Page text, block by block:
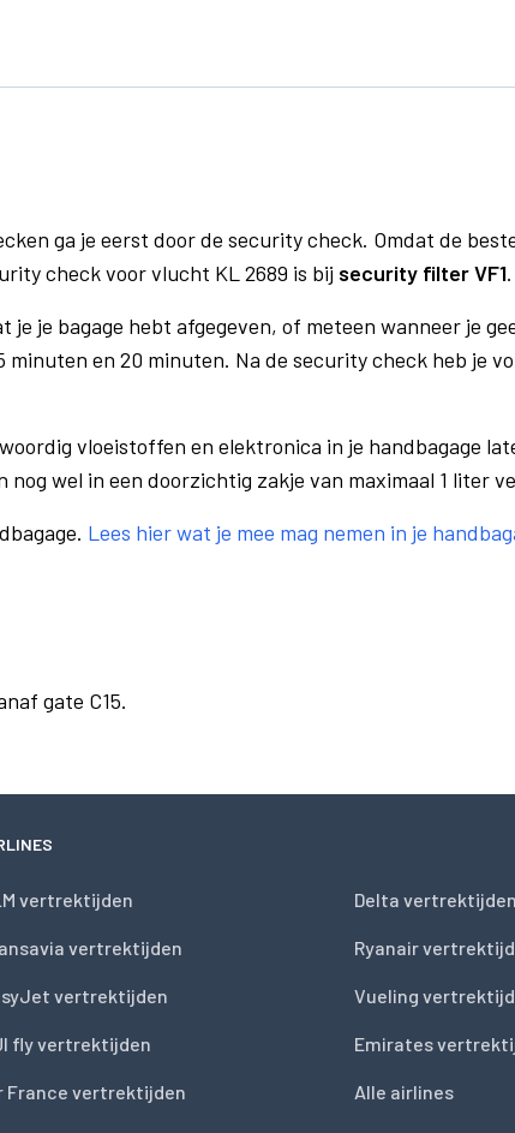
ga je eerst door de security check. Omdat de
check voor vlucht KL 2689 is bij security filter VF1.
je bagage hebt afgegeven, of meteen wanneer je
en 20 minuten. Na de security check heb je
vloeistoffen en elektronica in je handbagage
wel in een doorzichtig zakje van maximaal 1 liter
Lees hier wat je mee mag nemen in je
gate C15.
vertrektijden
vertrektijden
vertrektijden
fly vertrektijden
France vertrektijden
Delta vertrektijden
Ryanair
Vueling
Emirates
Alle airlines